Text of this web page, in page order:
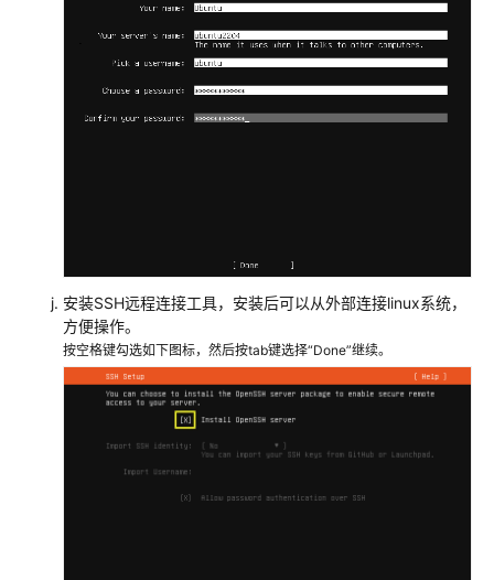
安装SSH远程连接工具，安装后可以从外部连接linux系统，
方便操作。
按空格键勾选如下图标，然后按tab键选择“Done”继续。